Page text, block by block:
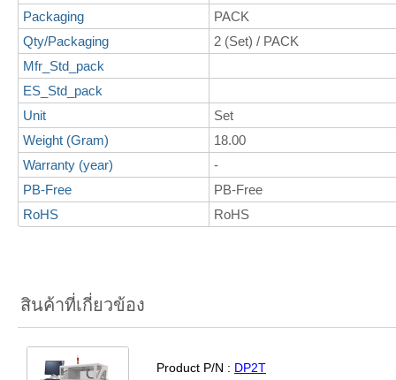
Packaging
PACK
Qty/Packaging
2 (Set) / PACK
Mfr_Std_pack
ES_Std_pack
Unit
Set
Weight (Gram)
18.00
Warranty (year)
-
PB-Free
PB-Free
RoHS
RoHS
สินค้าที่เกี่ยวข้อง
Product P/N : DP2T